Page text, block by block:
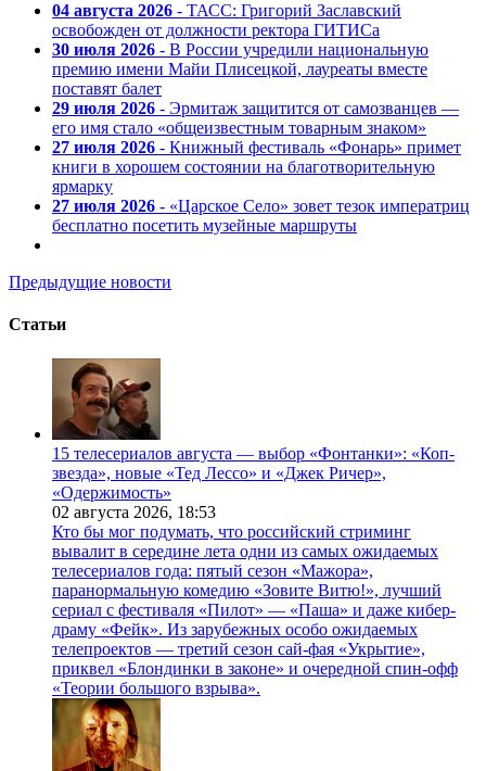
04 августа 2026 - ТАСС: Григорий Заславский
освобожден от должности ректора ГИТИСа
30 июля 2026 - В России учредили национальную
премию имени Майи Плисецкой, лауреаты вместе
поставят балет
29 июля 2026 - Эрмитаж защитится от самозванцев —
его имя стало «общеизвестным товарным знаком»
27 июля 2026 - Книжный фестиваль «Фонарь» примет
книги в хорошем состоянии на благотворительную
ярмарку
27 июля 2026 - «Царское Село» зовет тезок императриц
бесплатно посетить музейные маршруты
Предыдущие новости
Статьи
15 телесериалов августа — выбор «Фонтанки»: «Коп-
звезда», новые «Тед Лессо» и «Джек Ричер»,
«Одержимость»
02 августа 2026, 18:53
Кто бы мог подумать, что российский стриминг
вывалит в середине лета одни из самых ожидаемых
телесериалов года: пятый сезон «Мажора»,
паранормальную комедию «Зовите Витю!», лучший
сериал с фестиваля «Пилот» — «Паша» и даже кибер-
драму «Фейк». Из зарубежных особо ожидаемых
телепроектов — третий сезон сай-фая «Укрытие»,
приквел «Блондинки в законе» и очередной спин-офф
«Теории большого взрыва».